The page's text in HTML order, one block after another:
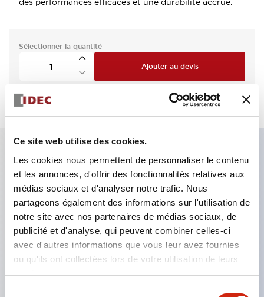
Ce site web utilise des cookies.
Les cookies nous permettent de personnaliser le contenu
et les annonces, d'offrir des fonctionnalités relatives aux
médias sociaux et d'analyser notre trafic. Nous
partageons également des informations sur l'utilisation de
notre site avec nos partenaires de médias sociaux, de
publicité et d'analyse, qui peuvent combiner celles-ci
avec d'autres informations que vous leur avez fournies
ou qu'ils ont collectées lors de votre utilisation de leurs
services.
Sélectionner la quantité
Ajouter au devis
Caractéristiques clés
Le montage en groupe serré est possible, et le
montage/démontage de l’unité de contact est
également facile même lors du montage en groupe
serré.